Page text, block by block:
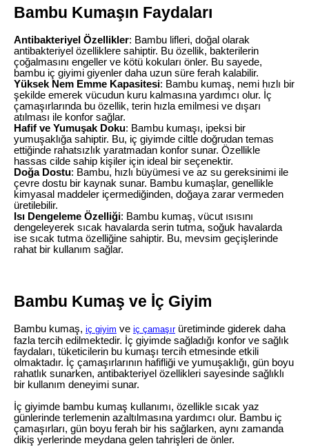
Bambu Kumaşın Faydaları
Antibakteriyel Özellikler: Bambu lifleri, doğal olarak
antibakteriyel özelliklere sahiptir. Bu özellik, bakterilerin
çoğalmasını engeller ve kötü kokuları önler. Bu sayede,
bambu iç giyimi giyenler daha uzun süre ferah kalabilir.
Yüksek Nem Emme Kapasitesi: Bambu kumaş, nemi hızlı bir
şekilde emerek vücudun kuru kalmasına yardımcı olur. İç
çamaşırlarında bu özellik, terin hızla emilmesi ve dışarı
atılması ile konfor sağlar.
Hafif ve Yumuşak Doku: Bambu kumaşı, ipeksi bir
yumuşaklığa sahiptir. Bu, iç giyimde ciltle doğrudan temas
ettiğinde rahatsızlık yaratmadan konfor sunar. Özellikle
hassas cilde sahip kişiler için ideal bir seçenektir.
Doğa Dostu: Bambu, hızlı büyümesi ve az su gereksinimi ile
çevre dostu bir kaynak sunar. Bambu kumaşlar, genellikle
kimyasal maddeler içermediğinden, doğaya zarar vermeden
üretilebilir.
Isı Dengeleme Özelliği: Bambu kumaş, vücut ısısını
dengeleyerek sıcak havalarda serin tutma, soğuk havalarda
ise sıcak tutma özelliğine sahiptir. Bu, mevsim geçişlerinde
rahat bir kullanım sağlar.
Bambu Kumaş ve İç Giyim
Bambu kumaş, iç giyim ve iç çamaşırüretiminde giderek daha
fazla tercih edilmektedir. İç giyimde sağladığı konfor ve sağlık
faydaları, tüketicilerin bu kumaşı tercih etmesinde etkili
olmaktadır. İç çamaşırlarının hafifliği ve yumuşaklığı, gün boyu
rahatlık sunarken, antibakteriyel özellikleri sayesinde sağlıklı
bir kullanım deneyimi sunar.
İç giyimde bambu kumaş kullanımı, özellikle sıcak yaz
günlerinde terlemenin azaltılmasına yardımcı olur. Bambu iç
çamaşırları, gün boyu ferah bir his sağlarken, aynı zamanda
dikiş yerlerinde meydana gelen tahrişleri de önler.